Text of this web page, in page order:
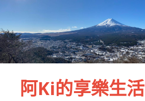
阿Ki的享樂生活